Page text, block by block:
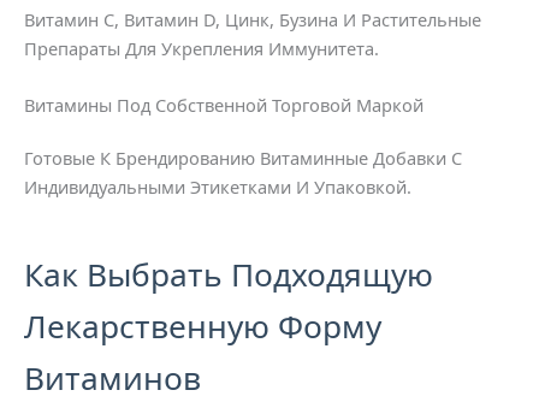
Витамин С, Витамин D, Цинк, Бузина И Растительные
Препараты Для Укрепления Иммунитета.
Витамины Под Собственной Торговой Маркой
Готовые К Брендированию Витаминные Добавки С
Индивидуальными Этикетками И Упаковкой.
Как Выбрать Подходящую
Лекарственную Форму
Витаминов